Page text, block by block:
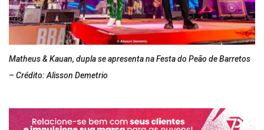
Matheus & Kauan, dupla se apresenta na Festa do Peão de Barretos
– Crédito: Alisson Demetrio